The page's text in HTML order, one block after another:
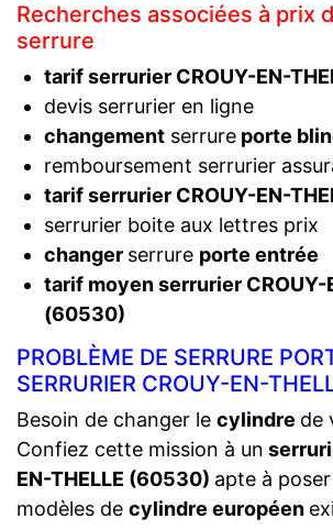
Recherches associées à prix
serrure
tarif serrurier CROUY-EN-
devis serrurier en ligne
changementserrureporte
remboursement serrurier
tarif serrurier CROUY-EN-
serrurier boite aux lettres prix
changer serrure porte entrée
tarif moyen serrurier CROUY-
(60530)
PROBLÈME DE SERRURE
SERRURIER CROUY-EN-
Besoin de changer le cylindre de
Confiez cette mission à un
EN-THELLE (60530) apte à
modèles de cylindre européen